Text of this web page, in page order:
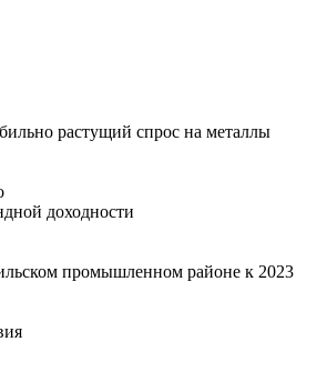
растущий спрос на металлы
доходности
промышленном районе к 2023